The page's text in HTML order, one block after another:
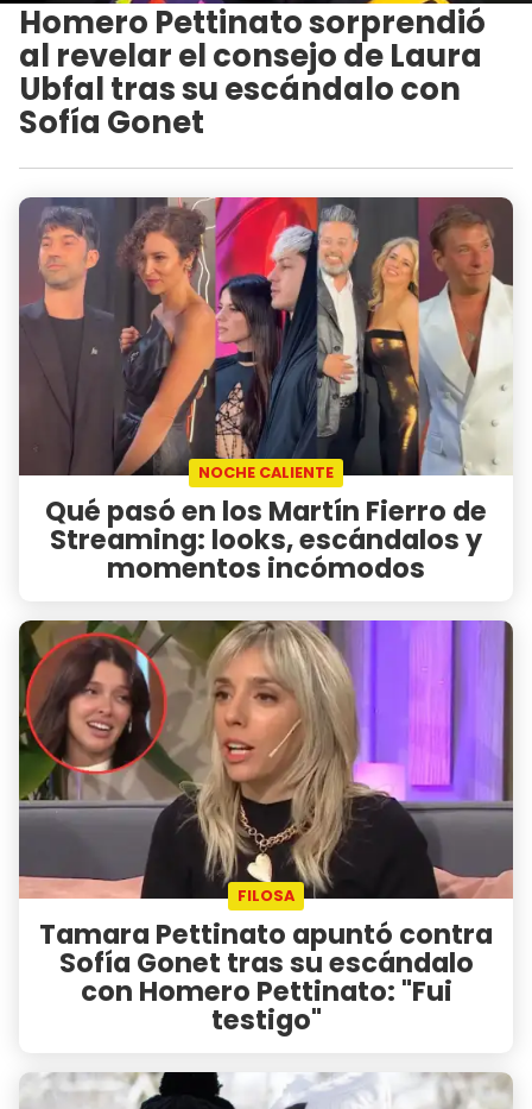
Homero Pettinato sorprendió
al revelar el consejo de Laura
Ubfal tras su escándalo con
Sofía Gonet
NOCHE CALIENTE
Qué pasó en los Martín Fierro de
Streaming: looks, escándalos y
momentos incómodos
FILOSA
Tamara Pettinato apuntó contra
Sofía Gonet tras su escándalo
con Homero Pettinato: "Fui
testigo"